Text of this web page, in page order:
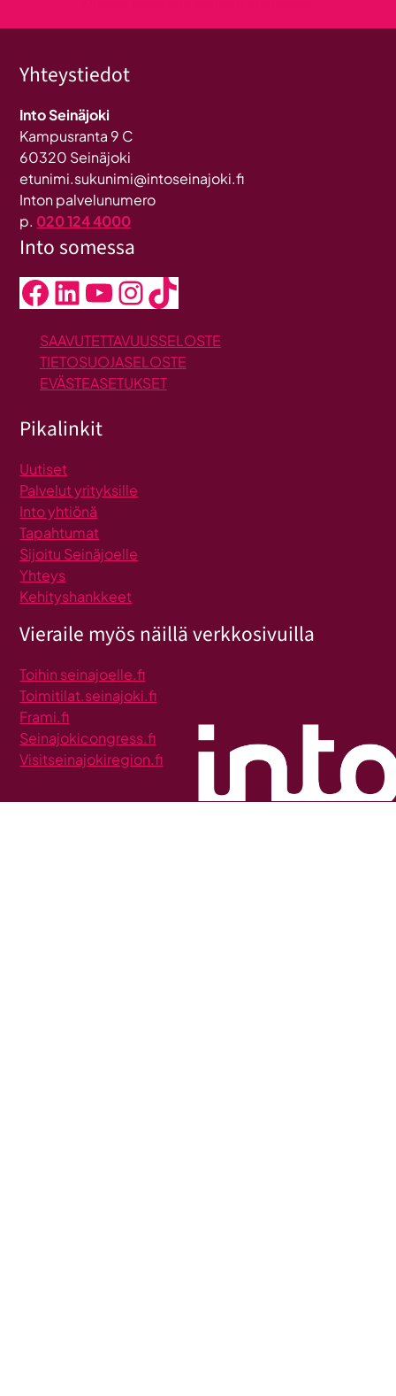
Yhteystiedot
Into Seinäjoki
Kampusranta 9 C
60320 Seinäjoki
etunimi.sukunimi@intoseinajoki.fi
Inton palvelunumero
p. 020 124 4000
Into somessa
Facebook LinkedIn YouTube InstagramTikTok
SAAVUTETTAVUUSSELOSTE
TIETOSUOJASELOSTE
EVÄSTEASETUKSET
Pikalinkit
Uutiset
Palvelut yrityksille
Into yhtiönä
Tapahtumat
Sijoitu Seinäjoelle
Yhteys
Kehityshankkeet
Vieraile myös näillä verkkosivuilla
Toihin seinajoelle.fi
Toimitilat.seinajoki.fi
Frami.fi
Seinajokicongress.fi
Visitseinajokiregion.fi